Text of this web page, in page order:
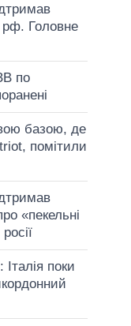
рф. Головне
по
базою, де
помітили
«пекельні
Італія поки